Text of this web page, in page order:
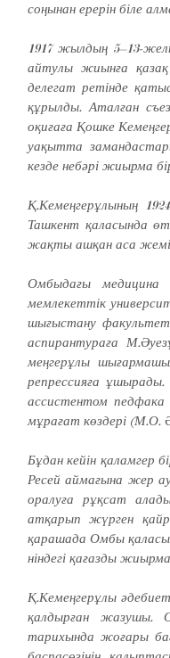
соңынан ерерін біле
1917 жылдың 5–13-
ай­тулы жиынға қазақ
делегат ре­тінде
құрылды. Аталған
оқиғаға Қошке
уақытта
кезде небәрі жиырма
Қ.Кемеңгерұлының
Таш­кент қаласында
жақты ашқан аса
Омбыдағы
мемлекеттік
шығыстану
аспирантураға
меңгерұлы
репрессияға
ассистентом
мұрағат көздері (М.О.
Бұдан кейін
Ресей аймағына жер
оралуға рұқсат
атқарып жүрген
қарашада Омбы
ніндегі қағазды
Қ.Кемеңгерұлы
қалдырған жазушы.
тарихында жоғары